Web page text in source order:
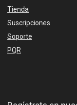
Tienda
Suscripciones
Soporte
PQR